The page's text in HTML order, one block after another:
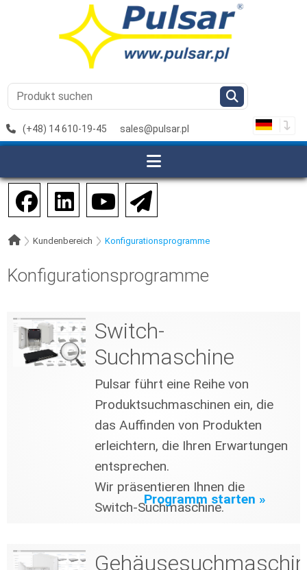
(+48) 14 610-19-45 sales@pulsar.pl
Kundenbereich Konfigurationsprogramme
Konfigurationsprogramme
Switch-
Suchmaschine
Pulsar führt eine Reihe von
Produktsuchmaschinen ein, die
das Auffinden von Produkten
erleichtern, die Ihren Erwartungen
entsprechen.
Wir präsentieren Ihnen die
Switch-Suchmaschine.
Programm starten »